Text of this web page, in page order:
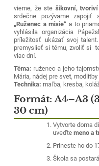
Dňa 1.9.2025 sa začal nový
svätou omšou, počas
pre všetkých žiakov,
školský rok bol plný
Po svätej omši sme sa
všetkých žiakov, učiteľov a
príhovore zaželala všetkým
nových zážitkov, vedomostí a
prajeme Vám šťastný a
vieme, že ste šikovní,
srdečne pozývame
„Ruženec a misie“ a to
vyhlásila organizácia
príležitosť ukázať svoj
premyslieť si tému, zvoliť si
viac dní.
Téma: ruženec a jeho
Mária, nádej pre svet, modlitby
Technika: maľba, kresba,
Formát: A4–A3
30 cm)
Vytvorte doma
uveďtemeno a
Prineste ho do
Škola sa